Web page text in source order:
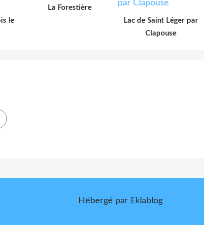
le
La Forestière
Lac de Saint Léger par
Clapouse
Hébergé par Eklablog